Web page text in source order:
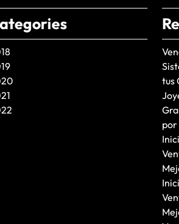
tus
por